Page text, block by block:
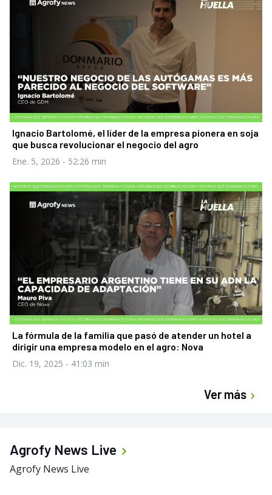
Ignacio Bartolomé, el líder de la empresa pionera en soja
que busca revolucionar el negocio del agro
Ene. 5, 2026 - 52:26 min
La fórmula de la familia que pasó de atender un hotel a
dirigir una empresa modelo en el agro: Nova
Dic. 19, 2025 - 41:03 min
Ver más
Agrofy News Live
Agrofy News Live